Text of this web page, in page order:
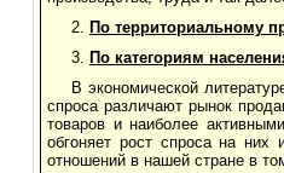
2.
По территориальному
3.
По категориям
В экономической
спроса различают рынок
товаров и наиболее
обгоняет рост спроса на
отношений в нашей стране в